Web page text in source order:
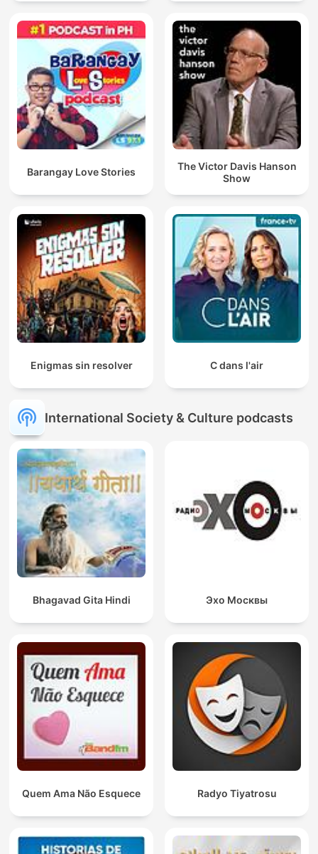
Barangay Love Stories
The Victor Davis Hanson
Show
Enigmas sin resolver C dans l'air
International Society & Culture podcasts
Bhagavad Gita Hindi Эхо Москвы
Quem Ama Não Esquece Radyo Tiyatrosu